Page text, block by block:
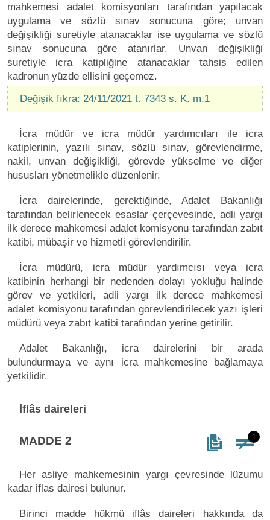
mahkemesi adalet komisyonları tarafından yapılacak
uygulama ve sözlü sınav sonucuna göre; unvan
değişikliği suretiyle atanacaklar ise uygulama ve sözlü
sınav sonucuna göre atanırlar. Unvan değişikliği
suretiyle icra katipliğine atanacaklar tahsis edilen
kadronun yüzde ellisini geçemez.
Değişik fıkra: 24/11/2021 t. 7343 s. K. m.1
İcra müdür ve icra müdür yardımcıları ile icra
katiplerinin, yazılı sınav, sözlü sınav, görevlendirme,
nakil, unvan değişikliği, görevde yükselme ve diğer
hususları yönetmelikle düzenlenir.
İcra dairelerinde, gerektiğinde, Adalet Bakanlığı
tarafından belirlenecek esaslar çerçevesinde, adli yargı
ilk derece mahkemesi adalet komisyonu tarafından zabıt
katibi, mübaşir ve hizmetli görevlendirilir.
İcra müdürü, icra müdür yardımcısı veya icra
katibinin herhangi bir nedenden dolayı yokluğu halinde
görev ve yetkileri, adli yargı ilk derece mahkemesi
adalet komisyonu tarafından görevlendirilecek yazı işleri
müdürü veya zabıt katibi tarafından yerine getirilir.
Adalet Bakanlığı, icra dairelerini bir arada
bulundurmaya ve aynı icra mahkemesine bağlamaya
yetkilidir.
İflâs daireleri
MADDE 2 1
Her asliye mahkemesinin yargı çevresinde lüzumu
kadar iflas dairesi bulunur.
Birinci madde hükmü iflâs daireleri hakkında da